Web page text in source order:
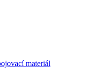
materiál